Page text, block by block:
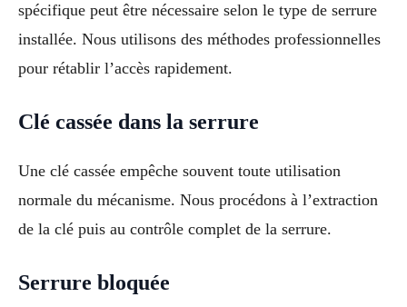
spécifique peut être nécessaire selon le type de serrure
installée. Nous utilisons des méthodes professionnelles
pour rétablir l’accès rapidement.
Clé cassée dans la serrure
Une clé cassée empêche souvent toute utilisation
normale du mécanisme. Nous procédons à l’extraction
de la clé puis au contrôle complet de la serrure.
Serrure bloquée